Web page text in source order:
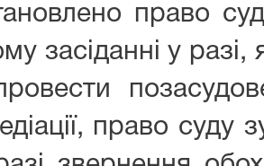
право
засіданні у
право суду